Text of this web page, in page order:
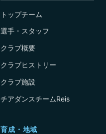
トップチーム
選手・スタッフ
クラブ概要
クラブヒストリー
クラブ施設
チアダンスチームReis
育成・地域